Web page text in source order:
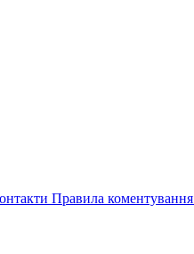
Правила коментування